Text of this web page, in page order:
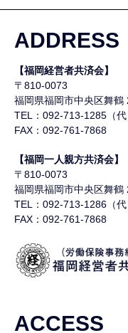
ADDRESS
【福岡経営者共済会】
〒810-0073
福岡県福岡市中央区舞鶴
TEL：092-713-1285（代
FAX：092-761-7868
【福岡一人親方共済会】
〒810-0073
福岡県福岡市中央区舞鶴
TEL：092-713-1286（代
FAX：092-761-7868
ACCESS